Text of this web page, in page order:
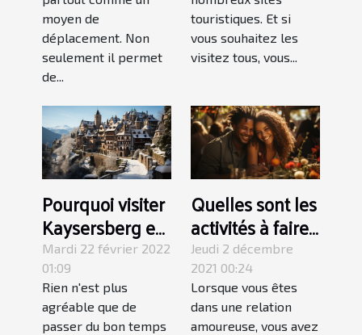
moyen de
déplacement. Non
seulement il permet
de...
touristiques. Et si
vous souhaitez les
visitez tous, vous...
Pourquoi visiter
Kaysersberg en
hiver ?
Mardi 22 février 2022
01:09
Rien n'est plus
agréable que de
passer du bon temps
Quelles sont les
activités à faire
lors d’une sortie
en couple ?
Jeudi 2 décembre
2021 00:24
Lorsque vous êtes
dans une relation
amoureuse, vous avez